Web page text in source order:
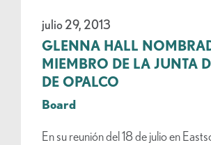
julio 29, 2013
GLENNA HALL
MIEMBRO DE LA JUNTA
DE OPALCO
Board
En su reunión del 18 de julio en